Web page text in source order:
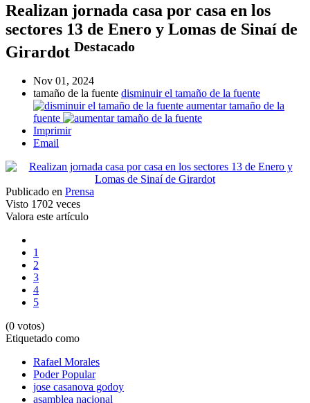
Realizan jornada casa por casa en los
sectores 13 de Enero y Lomas de Sinaí de
Girardot Destacado
Nov 01, 2024
tamaño de la fuente disminuir el tamaño de la fuente
aumentar tamaño de la
fuente
Imprimir
Email
Publicado en Prensa
Visto 1702 veces
Valora este artículo
1
2
3
4
5
(0 votos)
Etiquetado como
Rafael Morales
Poder Popular
jose casanova godoy
asamblea nacional